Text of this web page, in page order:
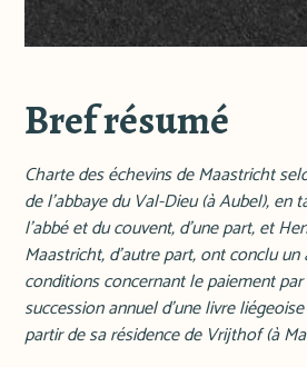
Bref résumé
Charte des échevins de Maastricht
de l'abbaye du Val-Dieu (à Aubel), en
l'abbé et du couvent, d'une part, et
Maastricht, d'autre part, ont conclu
conditions concernant le paiement
succession annuel d'une livre
partir de sa résidence de Vrijthof (à